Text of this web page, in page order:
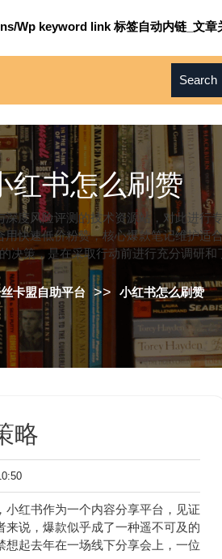
Wp keyword link 标签自动内链_文
红书怎么刷赞
度风险评测的技术资源站，对此进
快速低价粉赞，核心爆款笔记维护
决策，是在采取行动前进行充分调研
卡盟自助平台 >> 小红书怎么刷赞
略
上
午
10:50
红书作为一个内容分享平台，见证
说，爆款似乎成了一种遥不可及的
起去年在一场线下分享会上，一位